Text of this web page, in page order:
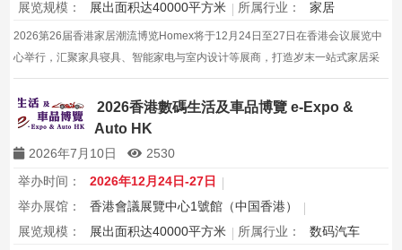
展览规模：
展出面积达40000平方米 所属行业： 家居
2026第26届香港家居潮流博览Homex将于12月24日至27日在香港会议展览中
心举行，汇聚家具寝具、智能家电与室内设计等展商，打造岁末一站式家居采
购与灵感盛会，欢迎本地家庭与海内外买家入场挑选心仪家居好物，共度温馨
节日购物季，感受设计之美。2026香港數碼生活及車品博覽 e-Expo &
Auto HK
2026年7月10日
2530
举办时间：
2026年12月24日-27日
举办展馆：
香港會議展覽中心1號館（中国香港）
展览规模：
展出面积达40000平方米 所属行业： 数码汽车